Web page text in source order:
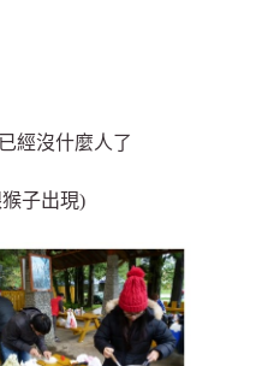
經沒什麼人了
子出現)